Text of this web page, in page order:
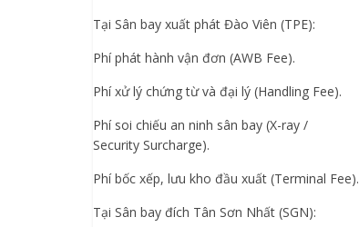
Tại Sân bay xuất phát Đào Viên (TPE):
Phí phát hành vận đơn (AWB Fee).
Phí xử lý chứng từ và đại lý (Handling Fee).
Phí soi chiếu an ninh sân bay (X-ray /
Security Surcharge).
Phí bốc xếp, lưu kho đầu xuất (Terminal Fee).
Tại Sân bay đích Tân Sơn Nhất (SGN):